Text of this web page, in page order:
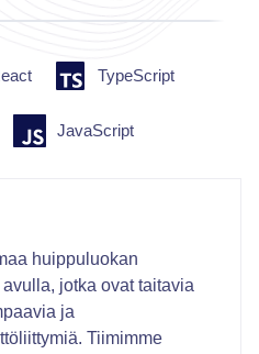
TypeScript
JavaScript
huippuluokan
jotka ovat taitavia
ja
Tiimimme